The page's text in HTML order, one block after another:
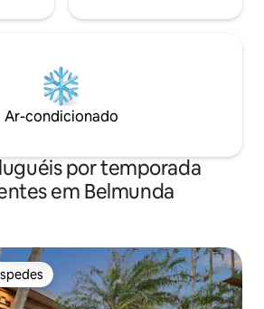
Ar-condicionado
por temporada
em Belmunda
dos hóspedes